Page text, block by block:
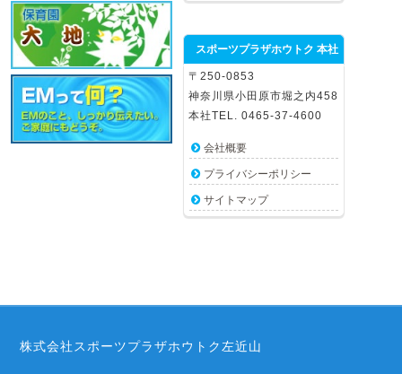
スポーツプラザホウトク 本社
〒250-0853
神奈川県小田原市堀之内458
本社TEL. 0465-37-4600
会社概要
プライバシーポリシー
サイトマップ
株式会社スポーツプラザホウトク左近山